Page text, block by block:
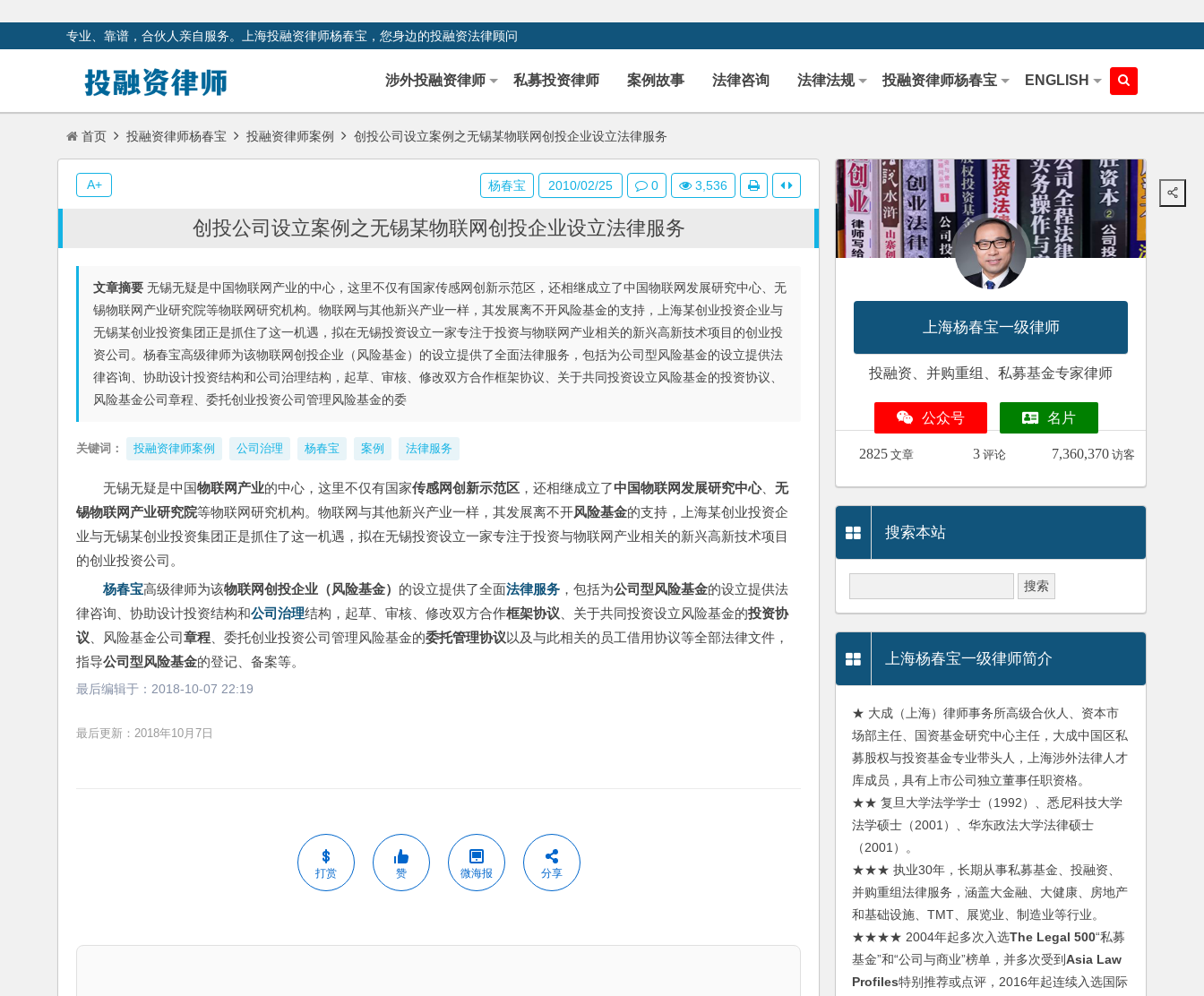
专业、靠谱，合伙人亲自服务。上海投融资律师杨春宝，您身边的投融资法律顾问
涉外投融资律师 私募投资律师 案例故事 法律咨询 法律法规 投融资律师杨春宝 ENGLISH
首页 投融资律师杨春宝 投融资律师案例 创投公司设立案例之无锡某物联网创投企业设立法律服务
创投公司设立案例之无锡某物联网创投企业设立法律服务
文章摘要 无锡无疑是中国物联网产业的中心，这里不仅有国家传感网创新示范区，还相继成立了中国物联网发展研究中心、无
锡物联网产业研究院等物联网研究机构。物联网与其他新兴产业一样，其发展离不开风险基金的支持，上海某创业投资企业与
无锡某创业投资集团正是抓住了这一机遇，拟在无锡投资设立一家专注于投资与物联网产业相关的新兴高新技术项目的创业投
资公司。杨春宝高级律师为该物联网创投企业（风险基金）的设立提供了全面法律服务，包括为公司型风险基金的设立提供法
律咨询、协助设计投资结构和公司治理结构，起草、审核、修改双方合作框架协议、关于共同投资设立风险基金的投资协议、
风险基金公司章程、委托创业投资公司管理风险基金的委
关键词： 投融资律师案例 公司治理 杨春宝 案例 法律服务
无锡无疑是中国物联网产业的中心，这里不仅有国家传感网创新示范区 ，还相继成立了中国物联网发展研究中心、 无
锡物联网产业研究院等物联网研究机构。物联网与其他新兴产业一样，其发展离不开风险基金的支持，上海某创业投资企
业与无锡某创业投资集团正是抓住了这一机遇，拟在无锡投资设立一家专注于投资与物联网产业相关的新兴高新技术项目
的创业投资公司。
杨春宝高级律师为该物联网创投企业（风险基金） 的设立提供了全面法律服务 ，包括为公司型风险基金的设立提供法
律咨询、协助设计投资结构和公司治理结构，起草、审核、修改双方合作框架协议 、关于共同投资设立风险基金的投资协
议 、风险基金公司章程 、委托创业投资公司管理风险基金的委托管理协议以及与此相关的员工借用协议等全部法律文件，
指导公司型风险基金的登记、备案等。
最后编辑于： 2018-10-07 22:19
最后更新：2018年10月7日
打赏 赞 微海报 分享
杨春宝 2010/02/25 0 3,536
A+
上海杨春宝一级律师
投融资、并购重组、私募基金专家律师
公众号 名片
2825 文章 3 评论 7,360,370 访客
搜索本站
上海杨春宝一级律师简介
★ 大成（上海）律师事务所高级合伙人、资本市
场部主任、国资基金研究中心主任，大成中国区私
募股权与投资基金专业带头人，上海涉外法律人才
库成员，具有上市公司独立董事任职资格。
★★ 复旦大学法学学士（1992）、悉尼科技大学
法学硕士（2001）、华东政法大学法律硕士
（2001）。
★★★ 执业30年，长期从事私募基金、投融资、
并购重组法律服务，涵盖大金融、大健康、房地产
和基础设施、TMT、展览业、制造业等行业。
★★★★ 2004年起多次入选The Legal 500“私募
基金”和“公司与商业”榜单，并多次受到Asia Law
Profiles特别推荐或点评，2016年起连续入选国际